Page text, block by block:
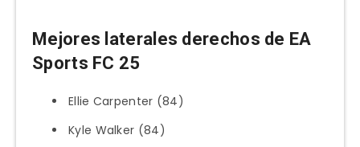
Mejores laterales derechos de EA
Sports FC 25
Ellie Carpenter (84)
Kyle Walker (84)